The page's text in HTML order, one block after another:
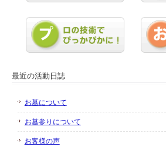
最近の活動日誌
お墓について
お墓参りについて
お客様の声